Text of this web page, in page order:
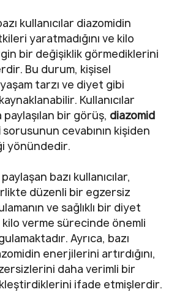
kullanıcılar diazomidin
yaratmadığını ve kilo
bir değişiklik görmediklerini
Bu durum, kişisel
tarzı ve diyet gibi
Kullanıcılar
paylaşılan bir görüş, diazomid
sorusunun cevabının kişiden
yönündedir.
bazı kullanıcılar,
düzenli bir egzersiz
ve sağlıklı bir diyet
verme sürecinde önemli
Ayrıca, bazı
enerjilerini artırdığını,
daha verimli bir
ifade etmişlerdir.